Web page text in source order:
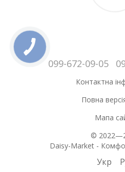
099-672-09-05
Контактна
Повна
Мапа
©
Daisy-Market -
Укр